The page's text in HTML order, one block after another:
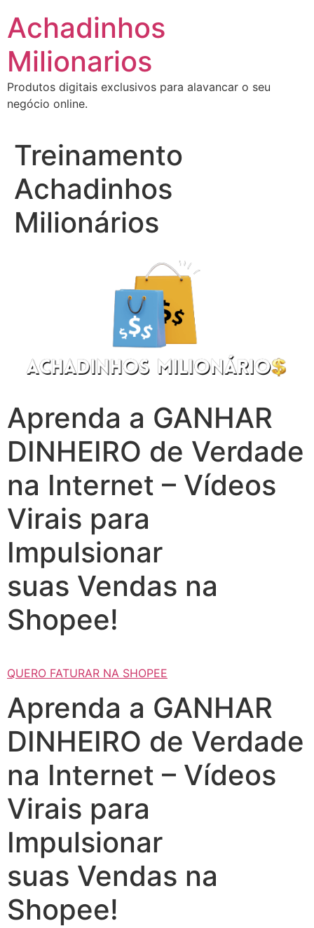
para
conteúdo
Achadinhos
Milionarios
Produtos digitais exclusivos para alavancar o seu
negócio online.
Treinamento
Achadinhos
Milionários
Aprenda a GANHAR
DINHEIRO de Verdade
na Internet – Vídeos
Virais para
Impulsionar
suas Vendas na
Shopee!
QUERO FATURAR NA SHOPEE
Aprenda a GANHAR
DINHEIRO de Verdade
na Internet – Vídeos
Virais para
Impulsionar
suas Vendas na
Shopee!